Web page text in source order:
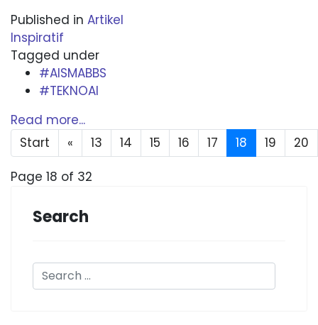
Published in Artikel
Inspiratif
Tagged under
#AISMABBS
#TEKNOAI
Read more...
Start
« 13 14 15 16 17 18 19
20
Page 18 of 32
Search